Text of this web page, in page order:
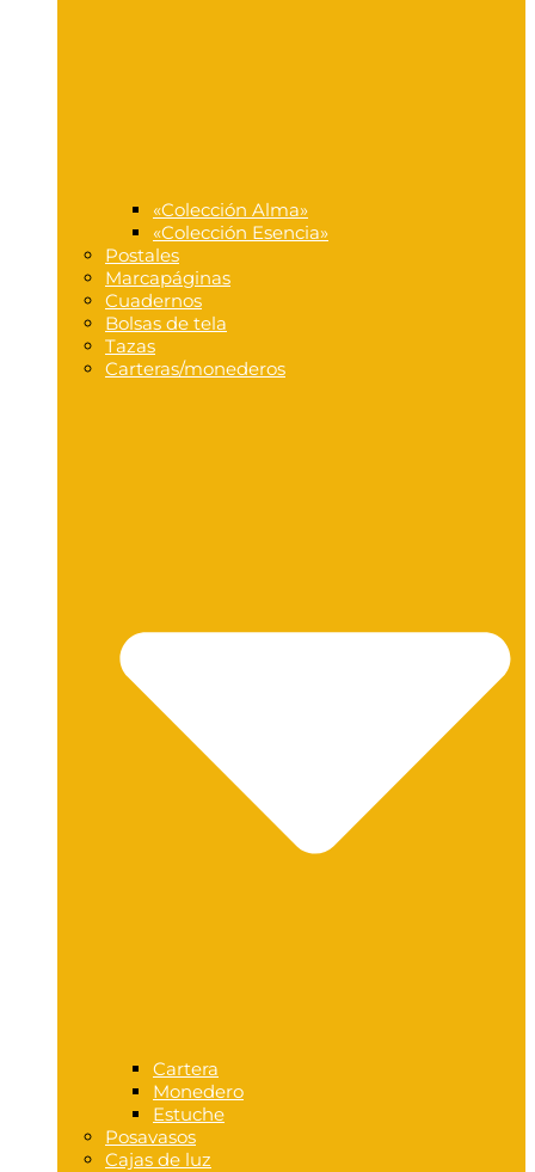
«Colección Alma»
«Colección Esencia»
Postales
Marcapáginas
Cuadernos
Bolsas de tela
Tazas
Carteras/monederos
Cartera
Monedero
Estuche
Posavasos
Cajas de luz